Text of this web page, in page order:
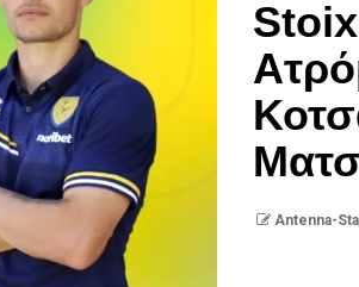
Antenna-